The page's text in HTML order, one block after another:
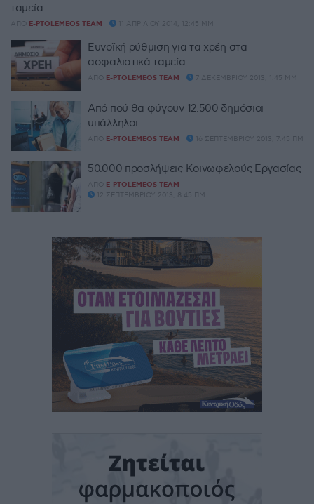
ταμεία
ΑΠΌ E-PTOLEMEOS TEAM 11 ΑΠΡΙΛΊΟΥ 2014, 12:45 ΜΜ
Ευνοϊκή ρύθμιση για τα χρέη στα
ασφαλιστικά ταμεία
ΑΠΌ E-PTOLEMEOS TEAM 7 ΔΕΚΕΜΒΡΊΟΥ 2013, 1:45 ΜΜ
Από πού θα φύγουν 12.500 δημόσιοι
υπάλληλοι
ΑΠΌ E-PTOLEMEOS TEAM 16 ΣΕΠΤΕΜΒΡΊΟΥ 2013, 7:45 ΠΜ
50.000 προσλήψεις Κοινωφελούς Εργασίας
ΑΠΌ E-PTOLEMEOS TEAM
12 ΣΕΠΤΕΜΒΡΊΟΥ 2013, 8:45 ΠΜ